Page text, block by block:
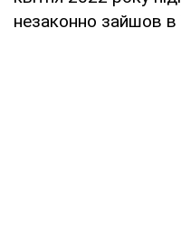
незаконно зайшов в